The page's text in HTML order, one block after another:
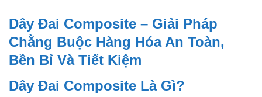
Dây Đai Composite – Giải Pháp
Chằng Buộc Hàng Hóa An Toàn,
Bền Bỉ Và Tiết Kiệm
Dây Đai Composite Là Gì?